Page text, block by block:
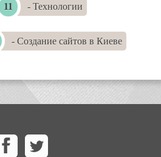
- Технологии
- Создание сайтов в Киеве